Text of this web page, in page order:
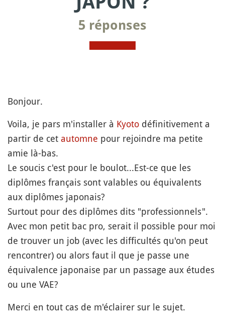
5 réponses
Bonjour.
Voila, je pars m'installer à Kyoto définitivement a
partir de cet automne pour rejoindre ma petite
amie là-bas.
Le soucis c'est pour le boulot...Est-ce que les
diplômes français sont valables ou équivalents
aux diplômes japonais?
Surtout pour des diplômes dits "professionnels".
Avec mon petit bac pro, serait il possible pour moi
de trouver un job (avec les difficultés qu'on peut
rencontrer) ou alors faut il que je passe une
équivalence japonaise par un passage aux études
ou une VAE?
Merci en tout cas de m'éclairer sur le sujet.